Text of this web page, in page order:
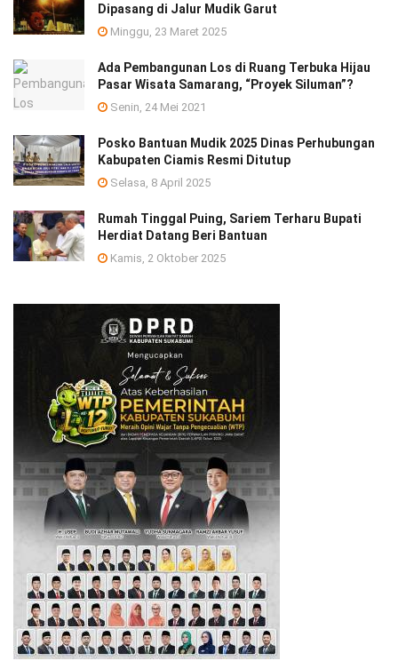
Dipasang di Jalur Mudik Garut
Minggu, 23 Maret 2025
Ada Pembangunan Los di Ruang Terbuka Hijau
Pasar Wisata Samarang, “Proyek Siluman”?
Senin, 24 Mei 2021
Posko Bantuan Mudik 2025 Dinas Perhubungan
Kabupaten Ciamis Resmi Ditutup
Selasa, 8 April 2025
Rumah Tinggal Puing, Sariem Terharu Bupati
Herdiat Datang Beri Bantuan
Kamis, 2 Oktober 2025